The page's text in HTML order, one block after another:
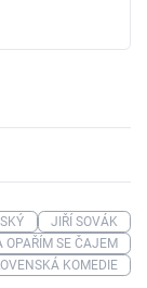
JIŘÍ SOVÁK
OPAŘÍM SE ČAJEM
KOMEDIE